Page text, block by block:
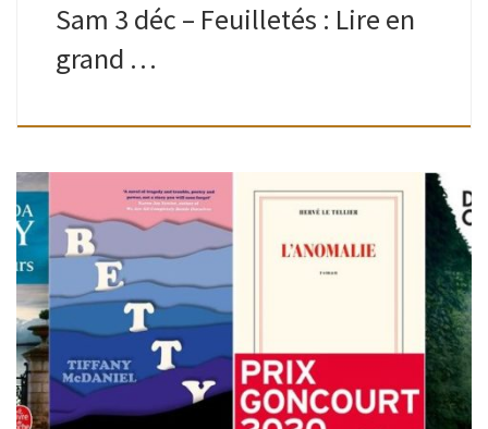
Sam 3 déc – Feuilletés : Lire en
grand …
Quel est le point commun entre : L’inconnue du 17 mars de
Didier Van Cauwelaert L’anomalie de Hervé Le Tellier Betty
de Tiffany McDaniel Les sept sœurs de Lucinda Riley […]